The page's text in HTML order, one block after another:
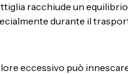
racchiude un
durante il
eccessivo può